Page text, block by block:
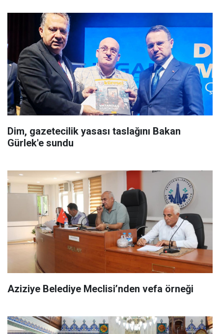
Dim, gazetecilik yasası taslağını Bakan
Gürlek'e sundu
Aziziye Belediye Meclisi’nden vefa örneği